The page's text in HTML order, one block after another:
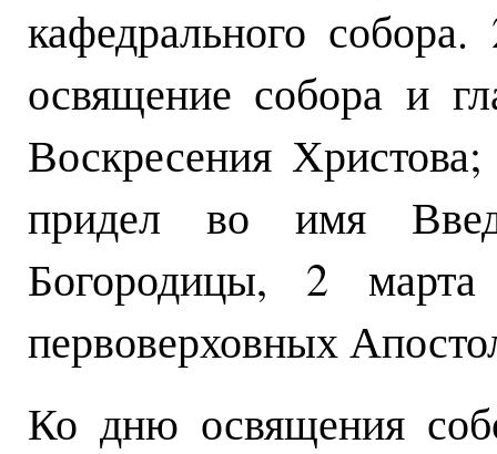
кафедрального
освящение собора и
Воскресения
придел во имя
Богородицы, 2
первоверховных
Ко дню освящения